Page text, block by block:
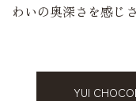
わいの奥深さを感じ
YUI